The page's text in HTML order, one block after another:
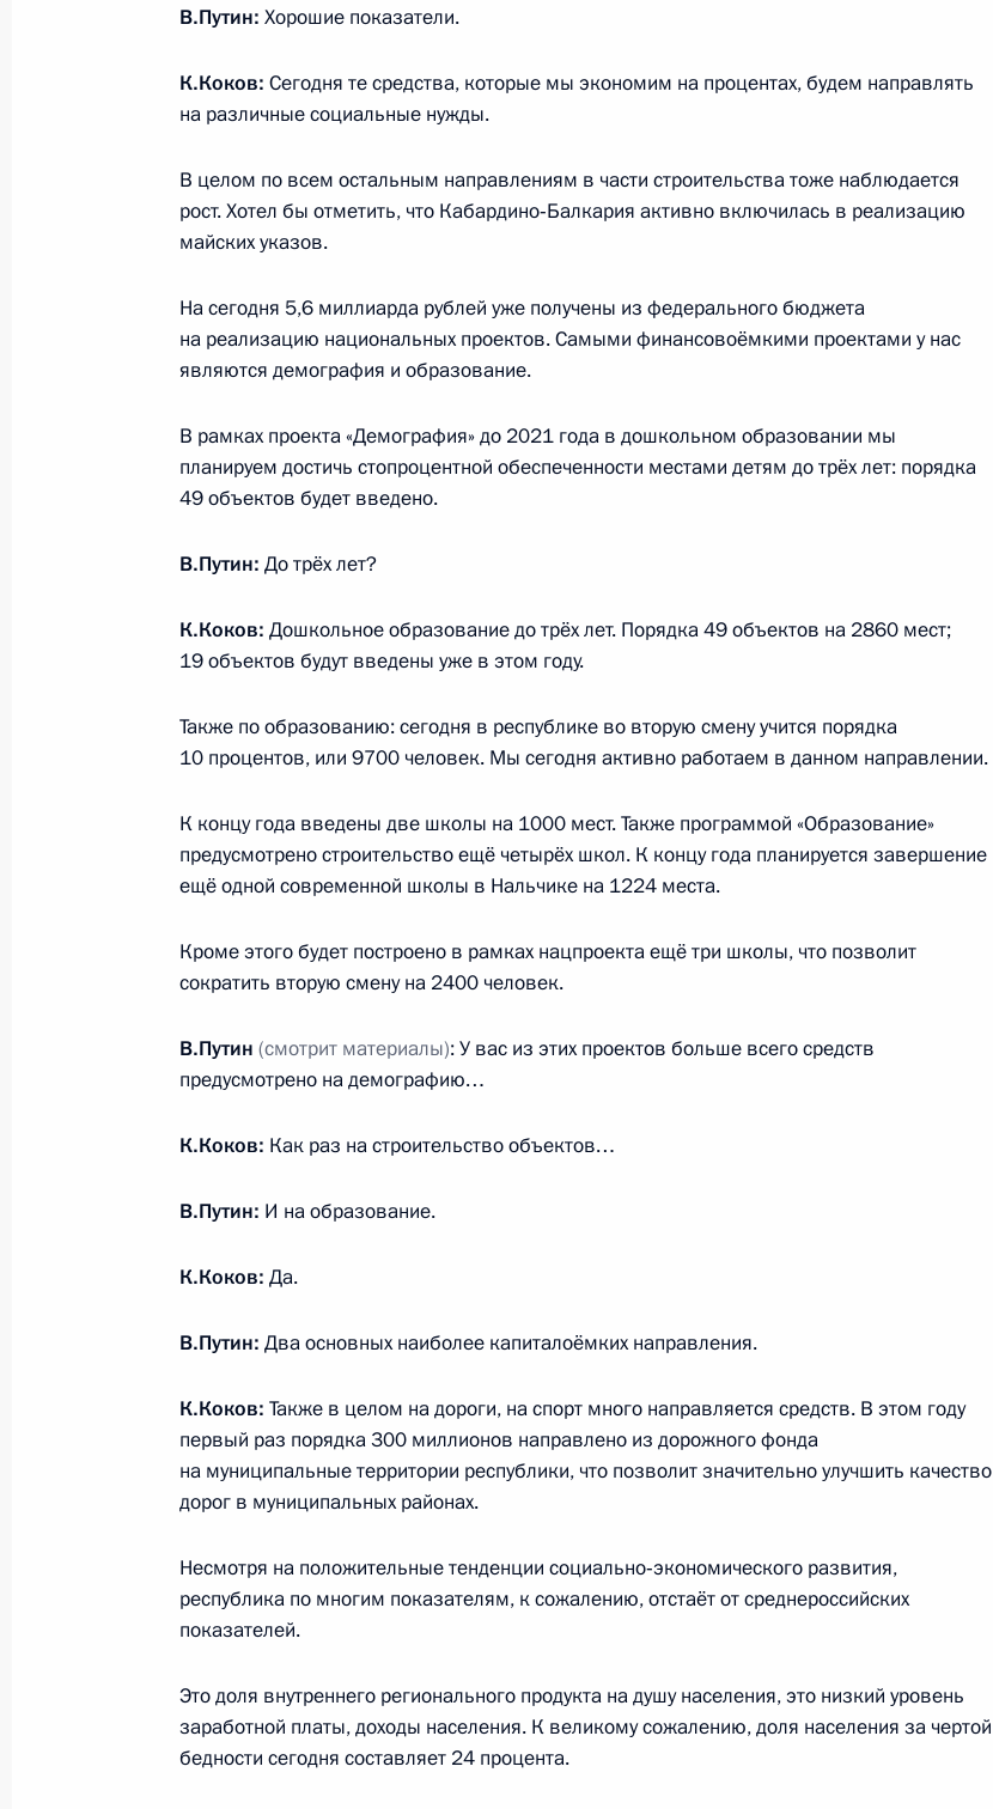
деятельности резидентов ТОР
совершенствования парламентского контроля
26 июля 2019 года, 13:35
Уточнено положение Бюджетного кодекса о зачислении
в бюджеты муниципальных районов пошлины за совершение
самоуправления
26 июля 2019 года, 13:25
выбросов загрязняющих веществ в атмосферу в крупных
промышленных центрах России с 1 января 2020 года
26 июля 2019 года, 13:00
Встреча с пострадавшими от наводнения в Иркутской области
25 июля 2019 года, 11:45
Встреча с врио главы Кабардино-Балкарии Казбеком Коковым
23 июля 2019 года, 13:50
Поездка в Челябинскую область
Встреча с врио главы Челябинской области Алексеем Текслером
19 июля 2019 года, 21:45
Ввод в эксплуатацию новой аглофабрики Магнитогорского
металлургического комбината
Владимир Путин прибыл в Магнитогорск
В.Путин: Хорошие показатели.
К.Коков: Сегодня те средства, которые мы экономим на процентах, будем направлять
на различные социальные нужды.
В целом по всем остальным направлениям в части строительства тоже наблюдается
рост. Хотел бы отметить, что Кабардино‑Балкария активно включилась в реализацию
майских указов.
На сегодня 5,6 миллиарда рублей уже получены из федерального бюджета
на реализацию национальных проектов. Самыми финансовоёмкими проектами у нас
являются демография и образование.
В рамках проекта «Демография» до 2021 года в дошкольном образовании мы
планируем достичь стопроцентной обеспеченности местами детям до трёх лет: порядка
49 объектов будет введено.
В.Путин: До трёх лет?
К.Коков: Дошкольное образование до трёх лет. Порядка 49 объектов на 2860 мест;
19 объектов будут введены уже в этом году.
Также по образованию: сегодня в республике во вторую смену учится порядка
10 процентов, или 9700 человек. Мы сегодня активно работаем в данном направлении.
К концу года введены две школы на 1000 мест. Также программой «Образование»
предусмотрено строительство ещё четырёх школ. К концу года планируется завершение
ещё одной современной школы в Нальчике на 1224 места.
Кроме этого будет построено в рамках нацпроекта ещё три школы, что позволит
сократить вторую смену на 2400 человек.
В.Путин (смотрит материалы): У вас из этих проектов больше всего средств
предусмотрено на демографию…
К.Коков: Как раз на строительство объектов…
В.Путин: И на образование.
К.Коков: Да.
В.Путин: Два основных наиболее капиталоёмких направления.
К.Коков: Также в целом на дороги, на спорт много направляется средств. В этом году
первый раз порядка 300 миллионов направлено из дорожного фонда
на муниципальные территории республики, что позволит значительно улучшить качество
дорог в муниципальных районах.
Несмотря на положительные тенденции социально‑экономического развития,
республика по многим показателям, к сожалению, отстаёт от среднероссийских
показателей.
Это доля внутреннего регионального продукта на душу населения, это низкий уровень
заработной платы, доходы населения. К великому сожалению, доля населения за чертой
бедности сегодня составляет 24 процента.